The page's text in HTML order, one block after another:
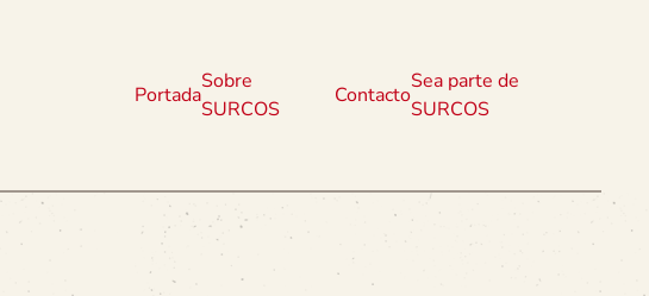
Portada
Sobre
SURCOS
Contacto
Sea parte de
SURCOS